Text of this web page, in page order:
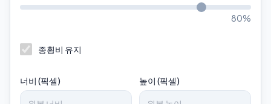
80%
종횡비 유지
너비 (픽셀) 높이 (픽셀)